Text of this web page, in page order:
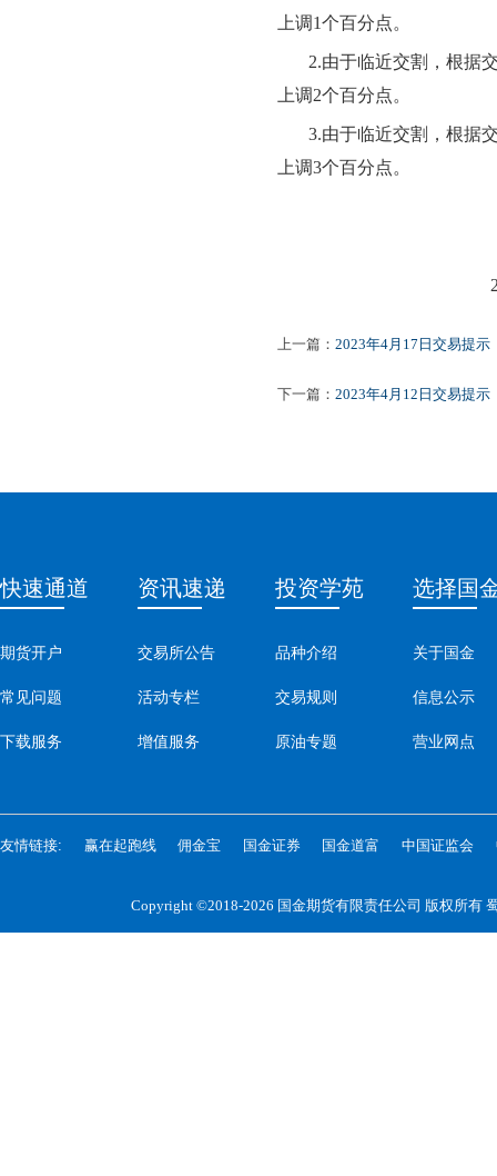
上调1个百分点。
2.由于临近交割，根据
上调2个百分点。
3.由于临近交割，根据
上调3个百分点。
2023
上一篇： 2023年4月17日交易提示
下一篇： 2023年4月12日交易提示
快速通道
期货开户
常见问题
下载服务
资讯速递
交易所公告
活动专栏
增值服务
投资学苑
品种介绍
交易规则
原油专题
选择国
关于国金
信息公示
营业网点
友情链接: 赢在起跑线 佣金宝 国金证券 国金道富 中国证监会
Copyright ©2018-2026 国金期货有限责任公司 版权所有